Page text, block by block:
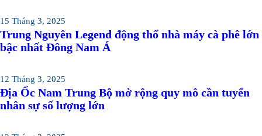
15 Tháng 3, 2025
Trung Nguyên Legend động thổ nhà máy cà phê lớn
bậc nhất Đông Nam Á
12 Tháng 3, 2025
Địa Ốc Nam Trung Bộ mở rộng quy mô cần tuyển
nhân sự số lượng lớn